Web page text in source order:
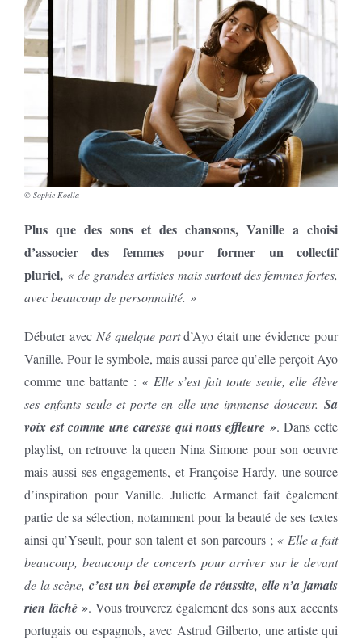
© Sophie Koella
Plus que des sons et des chansons, Vanille a choisi
d’associer des femmes pour former un collectif
pluriel, «de grandes artistes mais surtout des femmes fortes,
avec beaucoup de personnalité. »
Débuter avec Né quelque partd’Ayo était une évidence pour
Vanille. Pour le symbole, mais aussi parce qu’elle perçoit Ayo
comme une battante : « Elle s’est fait toute seule, elle élève
ses enfants seule et porte en elle une immense douceur.Sa
voix est comme une caresse qui nous effleure ». Dans cette
playlist, on retrouve la queen Nina Simone pour son oeuvre
mais aussi ses engagements, et Françoise Hardy, une source
d’inspiration pour Vanille. Juliette Armanet fait également
partie de sa sélection, notamment pour la beauté de ses textes
ainsi qu’Yseult, pour son talent et son parcours ; « Elle a fait
beaucoup, beaucoup de concerts pour arriver sur le devant
de la scène, c’est un bel exemple de réussite, elle n’a jamais
rien lâché ». Vous trouverez également des sons aux accents
portugais ou espagnols, avec Astrud Gilberto, une artiste qui